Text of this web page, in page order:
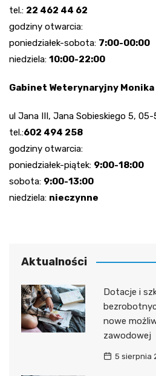
tel.: 22 462 44 62
godziny otwarcia:
poniedziałek-sobota: 7:00-00:00
niedziela: 10:00-22:00
Gabinet Weterynaryjny
ul Jana III, Jana Sobieskiego 5,
tel.:602 494 258
godziny otwarcia:
poniedziałek-piątek: 9:00-18:00
sobota: 9:00-13:00
niedziela: nieczynne
Aktualności
Dotacje i
nowe
zawodowej
5 sierpnia